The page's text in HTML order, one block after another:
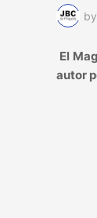
by
El
autor